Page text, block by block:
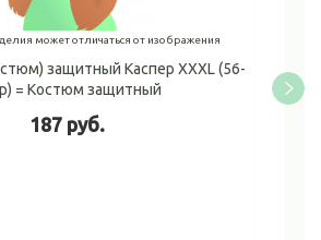
может отличаться от изображения
защитный Каспер XXXL (56-
= Костюм защитный
187 руб.